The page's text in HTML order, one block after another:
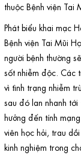
thuộc Bệnh viện Tai
Phát biểu khai mạc
Bệnh viện Tai Mũi
người bệnh thường
sốt nhiễm độc. Các
vì tình trạng nhiễm
sau đó lan nhanh
hưởng đến tính
viên học hỏi, trau
kinh nghiệm trong